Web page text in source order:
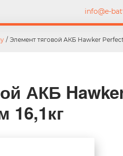
info@e-
/ Элемент тяговой АКБ Hawker Perfect
АКБ
16,1кг